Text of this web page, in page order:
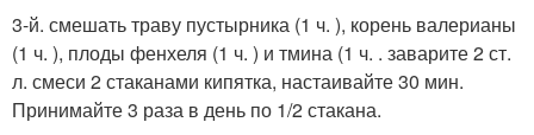
3-й. смешать траву пустырника (1 ч. ), корень валерианы
(1 ч. ), плоды фенхеля (1 ч. ) и тмина (1 ч. . заварите 2 ст.
л. смеси 2 стаканами кипятка, настаивайте 30 мин.
Принимайте 3 раза в день по 1/2 стакана.